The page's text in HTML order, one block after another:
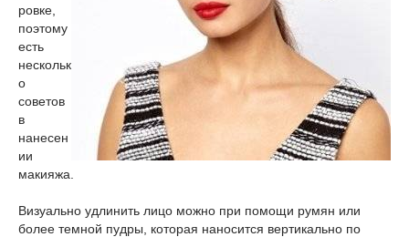
ровке,
поэтому
есть
нескольк
о
советов
в
нанесен
ии
макияжа.
Визуально удлинить лицо можно при помощи румян или
более темной пудры, которая наносится вертикально по